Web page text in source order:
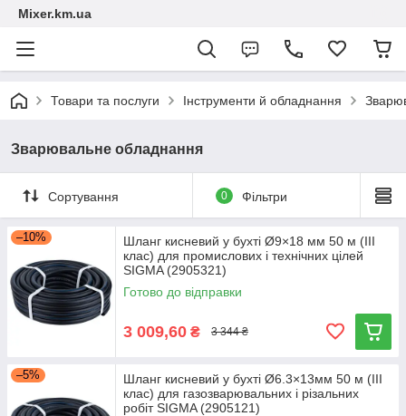
Mixer.km.ua
Товари та послуги Інструменти й обладнання
Зварювальне обладнання
Сортування 0 Фільтри
–10%
Шланг кисневий у бухті Ø9×18 мм 50 м (III
клас) для промислових і технічних цілей
SIGMA (2905321)
Готово до відправки
3 009,60 ₴ 3 344 ₴
–5%
Шланг кисневий у бухті Ø6.3×13мм 50 м (III
клас) для газозварювальних і різальних
робіт SIGMA (2905121)